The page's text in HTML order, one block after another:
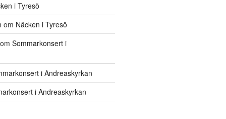
i Tyresö
om Näcken i Tyresö
Sommarkonsert i
i Andreaskyrkan
i Andreaskyrkan